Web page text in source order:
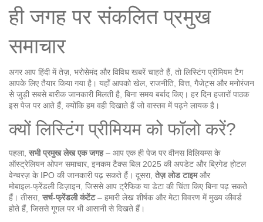
ही जगह पर संकलित प्रमुख
समाचार
अगर आप हिंदी में तेज़, भरोसेमंद और विविध खबरें चाहते हैं, तो लिस्टिंग प्रीमियम टैग
आपके लिए तैयार किया गया है। यहाँ आपको खेल, राजनीति, वित्त, गैजेट्स और मनोरंजन
से जुड़ी सबसे बारीक जानकारी मिलती है, बिना समय बर्बाद किए। हर दिन हजारों पाठक
इस पेज पर आते हैं, क्योंकि हम वही दिखाते हैं जो वास्तव में पढ़ने लायक है।
क्यों लिस्टिंग प्रीमियम को फॉलो करें?
पहला, सभी प्रमुख लेख एक जगह– आप एक ही पेज पर वीनस विलियम्स के
ऑस्ट्रेलियन ओपन समाचार, इनकम टैक्स बिल 2025 की अपडेट और ब्रिगेड होटल
वेन्चरज़ के IPO की जानकारी पढ़ सकते हैं। दूसरा, तेज़ लोड टाइमऔर
मोबाइल‑फ्रेंडली डिज़ाइन, जिससे आप ट्रैफिक या डेटा की चिंता किए बिना पढ़ सकते
हैं। तीसरा, सर्च‑फ्रेंडली कंटेंट– हमारी लेख शीर्षक और मेटा विवरण में मुख्य कीवर्ड
होते हैं, जिससे गूगल पर भी आसानी से दिखते हैं।